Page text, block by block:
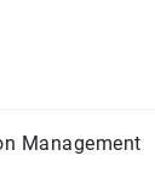
Management